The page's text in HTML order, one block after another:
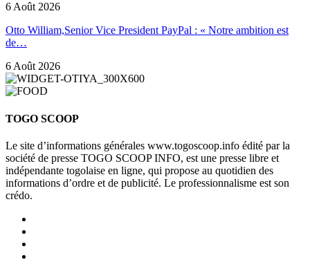
6 Août 2026
Otto William,Senior Vice President PayPal : « Notre ambition est
de…
6 Août 2026
TOGO SCOOP
Le site d’informations générales www.togoscoop.info édité par la
société de presse TOGO SCOOP INFO, est une presse libre et
indépendante togolaise en ligne, qui propose au quotidien des
informations d’ordre et de publicité. Le professionnalisme est son
crédo.